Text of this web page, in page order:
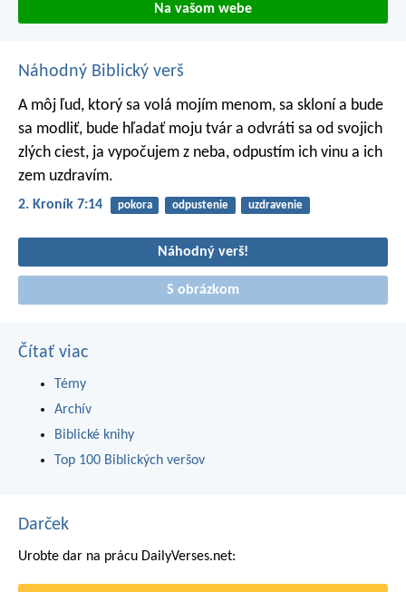
Na vašom webe
Náhodný Biblický verš
A môj ľud, ktorý sa volá mojím menom, sa skloní a bude
sa modliť, bude hľadať moju tvár a odvráti sa od svojich
zlých ciest, ja vypočujem z neba, odpustím ich vinu a ich
zem uzdravím.
2. Kroník 7:14 pokora odpustenie uzdravenie
Náhodný verš!
S obrázkom
Čítať viac
Témy
Archív
Biblické knihy
Top 100 Biblických veršov
Darček
Urobte dar na prácu DailyVerses.net: